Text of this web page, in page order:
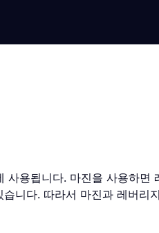
용됩니다. 마진을 사용하면
니다. 따라서 마진과 레버리